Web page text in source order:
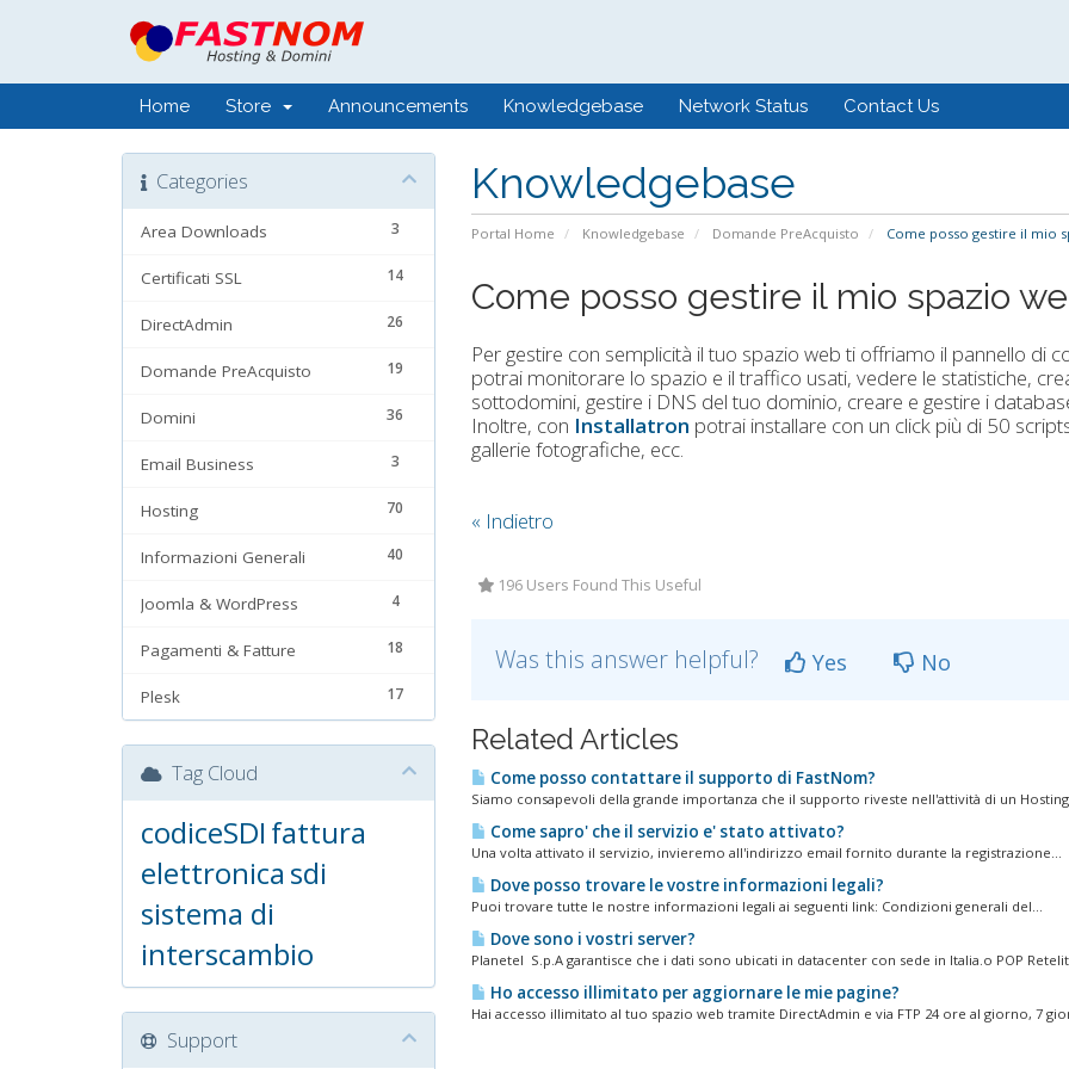
Home Store Announcements Knowledgebase Network Status Contact Us
Knowledgebase
Portal Home Knowledgebase Domande PreAcquisto Come posso gestire il mio
Categories
3
Area Downloads
14
Certificati SSL
26
DirectAdmin
19
Domande PreAcquisto
36
Domini
3
Email Business
70
Hosting
40
Informazioni Generali
4
Joomla & WordPress
18
Pagamenti & Fatture
17
Plesk
Come posso gestire il mio spazio
Per gestire con semplicità il tuo spazio web ti offriamo il pannello di
potrai monitorare lo spazio e il traffico usati, vedere le statistiche,
sottodomini, gestire i DNS del tuo dominio, creare e gestire i
Inoltre, con Installatron potrai installare con un click più di 50
gallerie fotografiche, ecc.
« Indietro
196 Users Found This Useful
Was this answer helpful? Yes No
Related Articles
Come posso contattare il supporto di FastNom?
Siamo consapevoli della grande importanza che il supporto riveste nell'attività di un
Come sapro' che il servizio e' stato attivato?
Una volta attivato il servizio, invieremo all'indirizzo email fornito durante la registrazione...
Dove posso trovare le vostre informazioni legali?
Puoi trovare tutte le nostre informazioni legali ai seguenti link: Condizioni generali del...
Dove sono i vostri server?
Planetel S.p.A garantisce che i dati sono ubicati in datacenter con sede in Italia.o POP
Ho accesso illimitato per aggiornare le mie pagine?
Hai accesso illimitato al tuo spazio web tramite DirectAdmin e via FTP 24 ore al giorno, 7
Tag Cloud
codiceSDI fattura
elettronica sdi
sistema di
interscambio
Support